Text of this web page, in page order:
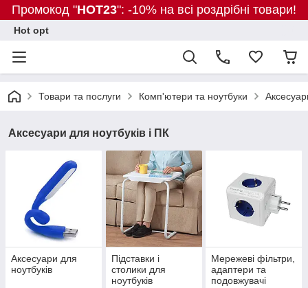
Промокод "HOT23": -10% на всі роздрібні товари!
Hot opt
Товари та послуги Комп'ютери та ноутбуки
Аксесуари для ноутбуків і ПК
Аксесуари для
ноутбуків
Підставки і
столики для
ноутбуків
Мережеві фільтри,
адаптери та
подовжувачі